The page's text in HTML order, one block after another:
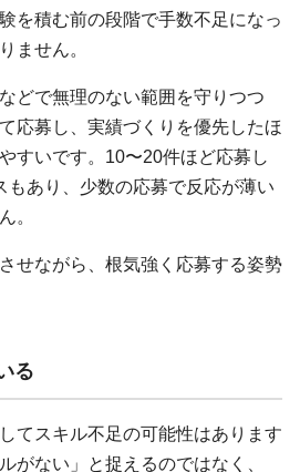
を積む前の段階で手数不足になっ
ません。
どで無理のない範囲を守りつつ
応募し、実績づくりを優先したほ
すいです。10〜20件ほど応募し
もあり、少数の応募で反応が薄い
。
せながら、根気強く応募する姿勢
る
てスキル不足の可能性はあります
がない」と捉えるのではなく、